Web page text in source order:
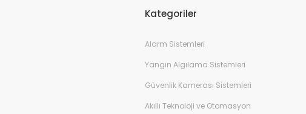
Kategoriler
Alarm Sistemleri
Yangın Algılama Sistemleri
Güvenlik Kamerası Sistemleri
Akıllı Teknoloji ve Otomasyon